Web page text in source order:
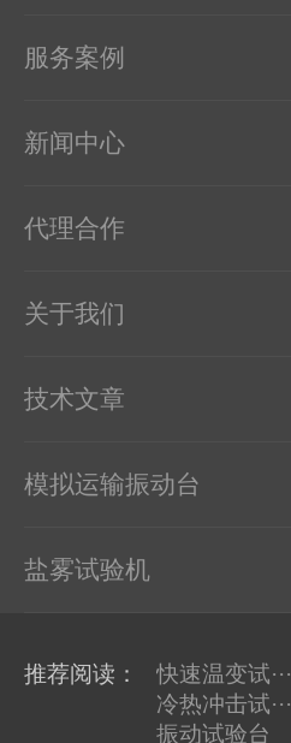
服务案例
新闻中心
代理合作
关于我们
技术文章
模拟运输振动台
盐雾试验机
推荐阅读： 快速温变试···
冷热冲击试···
振动试验台